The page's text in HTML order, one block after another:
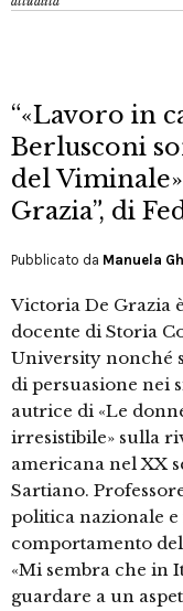
“«Lavoro in
Berlusconi
del
Grazia”, di
Pubblicato da Manuela
Victoria De Grazia
docente di Storia
University nonché
di persuasione nei
autrice di «Le
irresistibile» sulla
americana nel XX
Sartiano.
politica nazionale
comportamento
«Mi sembra che in
guardare a un